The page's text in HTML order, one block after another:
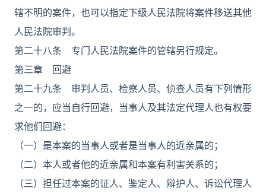
辖不明的案件，也可以指定下级人民法院将案件移送其他
人民法院审判。
第二十八条 专门人民法院案件的管辖另行规定。
第三章 回避
第二十九条 审判人员、检察人员、侦查人员有下列情形
之一的，应当自行回避，当事人及其法定代理人也有权要
求他们回避：
（一）是本案的当事人或者是当事人的近亲属的；
（二）本人或者他的近亲属和本案有利害关系的；
（三）担任过本案的证人、鉴定人、辩护人、诉讼代理人